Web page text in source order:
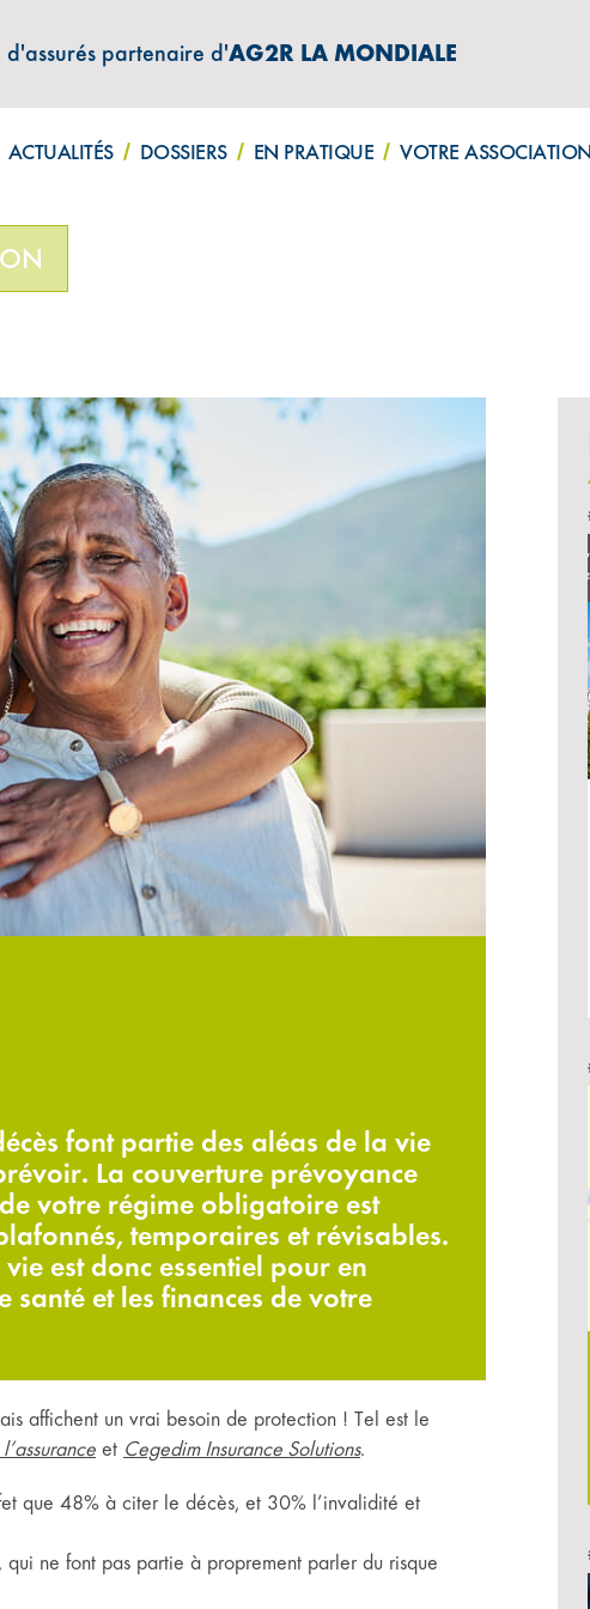
d'assurés partenaire d'AG2R LA MONDIALE
ACTUALITÉS DOSSIERS EN PRATIQUE VOTRE ASSOCIATION
"AMPHITÉA INFOS"
font partie des aléas de la vie
La couverture prévoyance
votre régime obligatoire est
temporaires et révisables.
est donc essentiel pour en
santé et les finances de votre
affichent un vrai besoin de protection ! Tel est le
et Cegedim Insurance Solutions.
que 48% à citer le décès, et 30% l’invalidité et
ne font pas partie à proprement parler du risque